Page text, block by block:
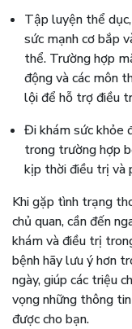
Tập luyện thể
sức mạnh cơ bắp
thể. Trường hợp
động và các môn
lội để hỗ trợ điều
Đi khám sức khỏe
trong trường hợp
kịp thời điều trị và
Khi gặp tình trạng
chủ quan, cần đến
khám và điều trị
bệnh hãy lưu ý hơn
ngày, giúp các triệu
vọng những thông
được cho bạn.